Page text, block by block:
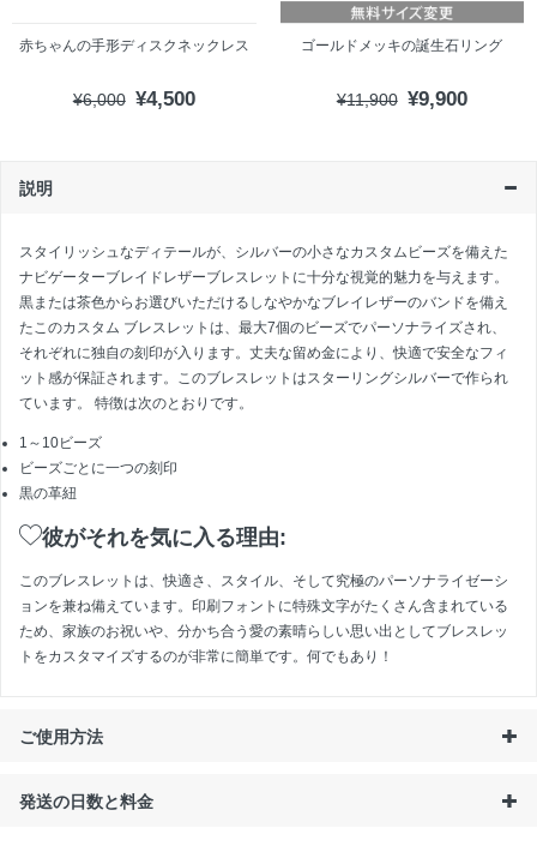
赤ちゃんの手形ディスクネックレス
¥6,000 ¥4,500
ゴールドメッキの誕生石リング
¥11,900 ¥9,900
説明
スタイリッシュなディテールが、シルバーの小さなカスタムビーズを備えた
ナビゲーターブレイドレザーブレスレットに十分な視覚的魅力を与えます。
黒または茶色からお選びいただけるしなやかなブレイレザーのバンドを備え
たこのカスタム ブレスレットは、最大7個のビーズでパーソナライズされ、
それぞれに独自の刻印が入ります。丈夫な留め金により、快適で安全なフィ
ット感が保証されます。このブレスレットはスターリングシルバーで作られ
ています。 特徴は次のとおりです。
1～10ビーズ
ビーズごとに一つの刻印
黒の革紐
彼がそれを気に入る理由:
このブレスレットは、快適さ、スタイル、そして究極のパーソナライゼーシ
ョンを兼ね備えています。印刷フォントに特殊文字がたくさん含まれている
ため、家族のお祝いや、分かち合う愛の素晴らしい思い出としてブレスレッ
トをカスタマイズするのが非常に簡単です。何でもあり！
ご使用方法
発送の日数と料金